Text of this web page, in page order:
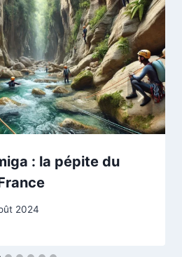
: la pépite du
2024